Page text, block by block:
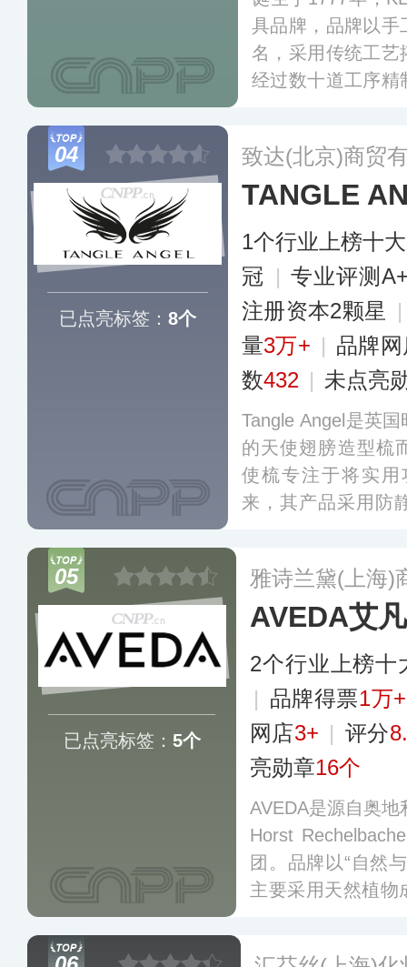
具品牌，品牌以手
名，采用传统工艺
经过数十道工序精
有“梳具界劳斯莱
04
已点亮标签： 8个
致达(北京)商贸
TANGLE
1个行业上榜十
冠 | 专业评测
注册资本2颗星
量3万+ | 品牌
数432 | 未点亮
Tangle Angel是英
的天使翅膀造型梳
使梳专注于将实
来，其产品采用防
龙色系产品，在全
更多
05
已点亮标签： 5个
雅诗兰黛(上海)
AVEDA艾
2个行业上榜十
| 品牌得票1万+
网店3+ | 评分
亮勋章16个
AVEDA是源自奥
Horst
团。品牌以“自然
主要采用天然植物